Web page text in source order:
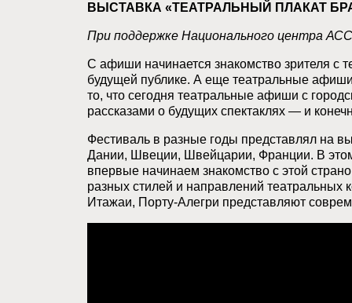
ВЫСТАВКА «ТЕАТРАЛЬНЫЙ ПЛАКАТ
При поддержке Национального центра
С афиши начинается знакомство зрителя с
будущей публике. А еще театральные
то, что сегодня театральные афиши с
рассказами о будущих спектаклях — и
Фестиваль в разные годы представлял на
Дании, Швеции, Швейцарии, Франции. В
впервые начинаем знакомство с этой
разных стилей и направлений
Итажаи, Порту-Алегри представляют